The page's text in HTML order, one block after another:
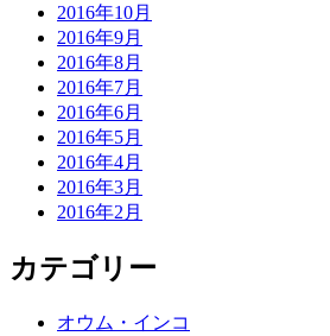
2016年10月
2016年9月
2016年8月
2016年7月
2016年6月
2016年5月
2016年4月
2016年3月
2016年2月
カテゴリー
オウム・インコ